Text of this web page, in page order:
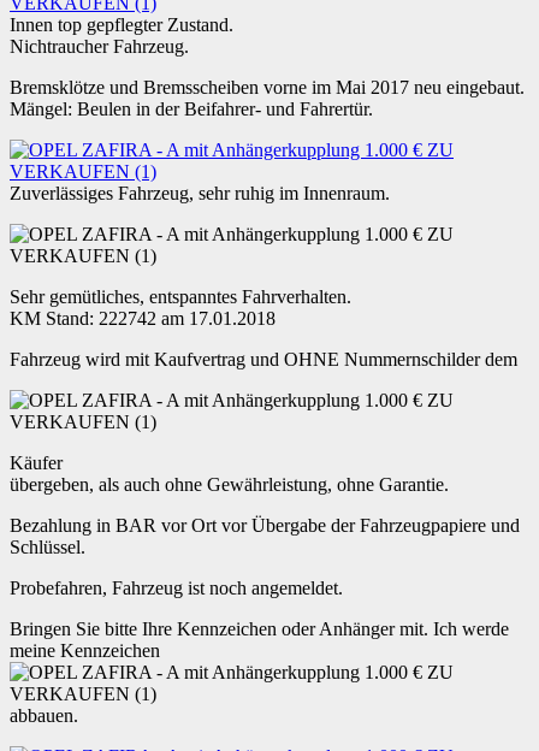
Innen top gepflegter Zustand.
Nichtraucher Fahrzeug.
Bremsklötze und Bremsscheiben vorne im Mai 2017 neu eingebaut.
Mängel: Beulen in der Beifahrer- und Fahrertür.
Zuverlässiges Fahrzeug, sehr ruhig im Innenraum.
Sehr gemütliches, entspanntes Fahrverhalten.
KM Stand: 222742 am 17.01.2018
Fahrzeug wird mit Kaufvertrag und OHNE Nummernschilder dem
Käufer
übergeben, als auch ohne Gewährleistung, ohne Garantie.
Bezahlung in BAR vor Ort vor Übergabe der Fahrzeugpapiere und
Schlüssel.
Probefahren, Fahrzeug ist noch angemeldet.
Bringen Sie bitte Ihre Kennzeichen oder Anhänger mit. Ich werde
meine Kennzeichen
abbauen.